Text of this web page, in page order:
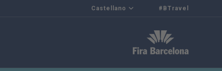
Castellano #BTravel